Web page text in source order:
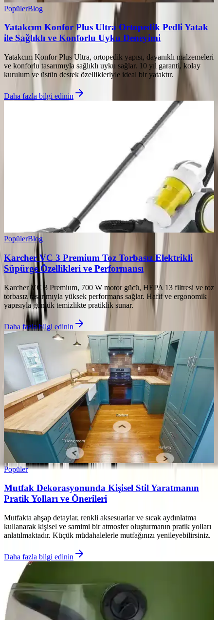
PopülerBlog
Yatakcım Konfor Plus Ultra Ortopedik Pedli Yatak
ile Sağlıklı ve Konforlu Uyku Deneyimi
Yatakcım Konfor Plus Ultra, ortopedik yapısı, dayanıklı malzemeleri
ve konforlu tasarımıyla sağlıklı uyku sağlar. 10 yıl garanti, kolay
kurulum ve üstün destek özellikleriyle ideal bir yataktır.
Daha fazla bilgi edinin
PopülerBlog
Karcher VC 3 Premium Toz Torbasız Elektrikli
Süpürge Özellikleri ve Performansı
Karcher VC 3 Premium, 700 W motor gücü, HEPA 13 filtresi ve toz
torbasız tasarımıyla yüksek performans sağlar. Hafif ve ergonomik
yapısıyla günlük temizlikte pratiklik sunar.
Daha fazla bilgi edinin
Popüler
Mutfak Dekorasyonunda Kişisel Stil Yaratmanın
Pratik Yolları ve Önerileri
Mutfakta ahşap detaylar, renkli aksesuarlar ve sıcak aydınlatma
kullanarak kişisel ve samimi bir atmosfer oluşturmanın pratik yolları
anlatılmaktadır. Küçük müdahalelerle mutfağınızı yenileyebilirsiniz.
Daha fazla bilgi edinin